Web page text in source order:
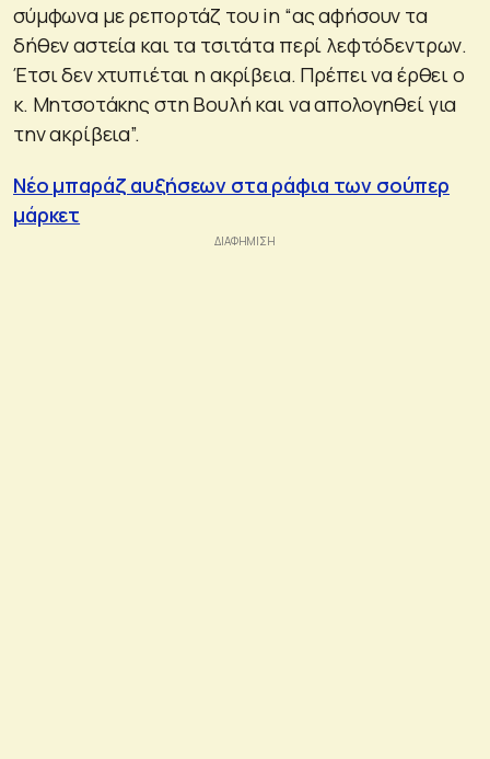
σύμφωνα με ρεπορτάζ του in “ας αφήσουν τα
δήθεν αστεία και τα τσιτάτα περί λεφτόδεντρων.
Έτσι δεν χτυπιέται η ακρίβεια. Πρέπει να έρθει ο
κ. Μητσοτάκης στη Βουλή και να απολογηθεί για
την ακρίβεια”.
Νέο μπαράζ αυξήσεων στα ράφια των σούπερ
μάρκετ